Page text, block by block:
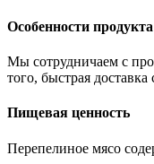
Особенности продукта
Мы сотрудничаем с
того, быстрая доставка
Пищевая ценность
Перепелиное мясо